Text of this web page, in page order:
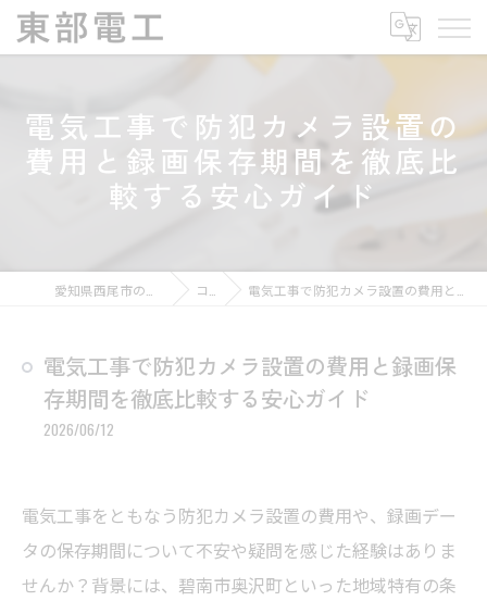
電気工事で防犯カメラ設置の
費用と録画保存期間を徹底比
較する安心ガイド
コラム 電気工事で防犯カメラ設置の費用と録画保存期間を徹底比較する安心ガイド
電気工事で防犯カメラ設置の費用と録画保
存期間を徹底比較する安心ガイド
2026/06/12
電気工事をともなう防犯カメラ設置の費用や、録画デー
タの保存期間について不安や疑問を感じた経験はありま
せんか？背景には、碧南市奥沢町といった地域特有の条